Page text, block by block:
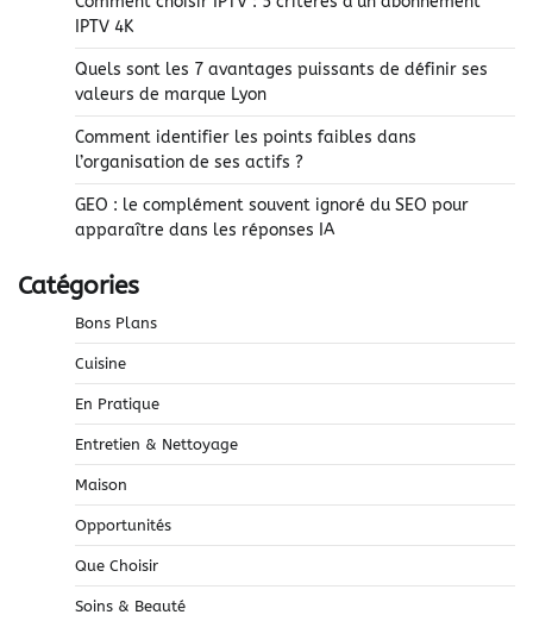
IPTV 4K
Quels sont les 7 avantages puissants de définir ses
valeurs de marque Lyon
Comment identifier les points faibles dans
l’organisation de ses actifs ?
GEO : le complément souvent ignoré du SEO pour
apparaître dans les réponses IA
Catégories
Bons Plans
Cuisine
En Pratique
Entretien & Nettoyage
Maison
Opportunités
Que Choisir
Soins & Beauté